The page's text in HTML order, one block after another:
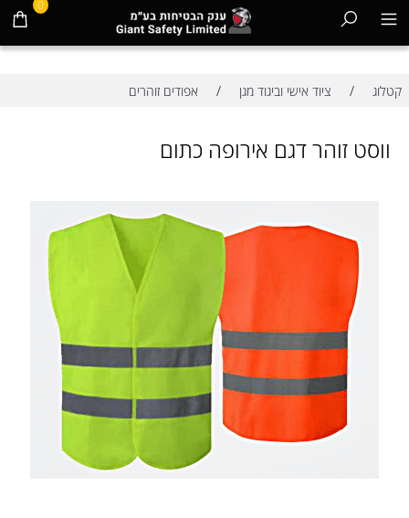
0
קטלוג / ציוד אישי וביגוד מגן / אפודים זוהרים
ווסט זוהר דגם אירופה כתום